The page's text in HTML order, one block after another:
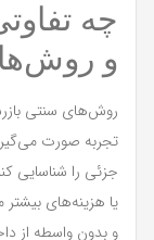
چه
و
روش‌های سنتی
تجربه صورت
جزئی را شناسایی
یا هزینه‌های
و بدون واسطه از